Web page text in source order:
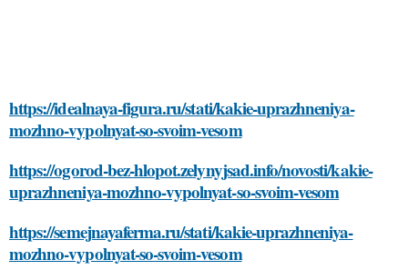
https://idealnaya-figura.ru/stati/kakie-uprazhneniya-
mozhno-vypolnyat-so-svoim-vesom
https://ogorod-bez-hlopot.zelynyjsad.info/novosti/kakie-
uprazhneniya-mozhno-vypolnyat-so-svoim-vesom
https://semejnayaferma.ru/stati/kakie-uprazhneniya-
mozhno-vypolnyat-so-svoim-vesom